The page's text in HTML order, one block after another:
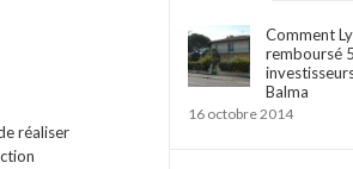
réaliser
Comment
remboursé
Balma
16 octobre 2014